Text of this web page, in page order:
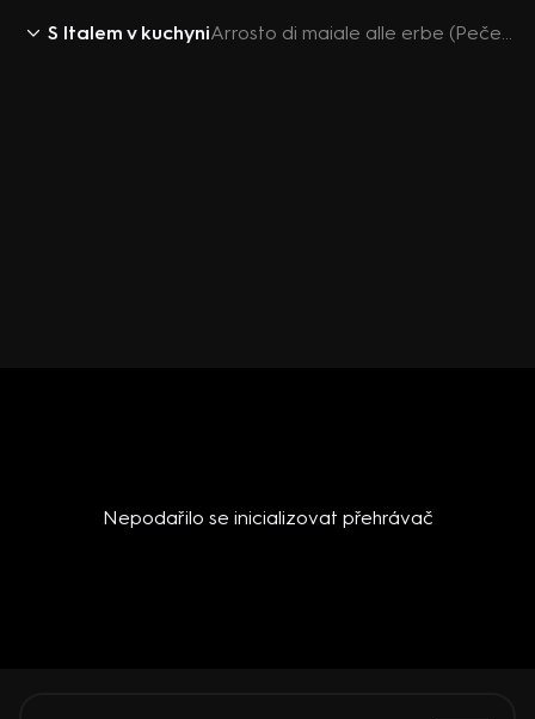
S Italem v kuchyni Arrosto di maiale alle erbe (Pečené vepřové na bylinkách)
Nepodařilo se inicializovat přehrávač